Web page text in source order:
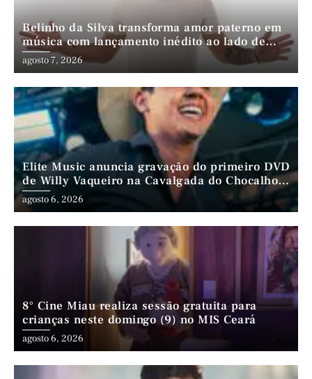
Belinho da Silva transforma amor paterno em
música com lançamento inédito ao lado de
André da Mata e Mateus Farias
agosto 7, 2026
Elite Music anuncia gravação do primeiro DVD
de Willy Vaqueiro na Cavalgada do Chocalho
(PE)
agosto 6, 2026
8° Cine Miau realiza sessão gratuita para
crianças neste domingo (9) no MIS Ceará
agosto 6, 2026